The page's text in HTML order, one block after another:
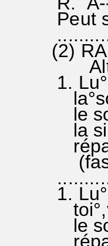
Peut
(2)
1.
le
la
1.
le